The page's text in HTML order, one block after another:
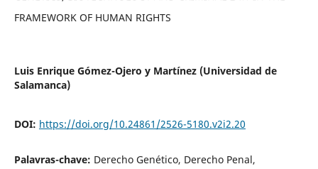
FRAMEWORK OF HUMAN RIGHTS
Luis Enrique Gómez-Ojero y Martínez (Universidad de
Salamanca)
DOI: https://doi.org/10.24861/2526-5180.v2i2.20
Palavras-chave: Derecho Genético, Derecho Penal,